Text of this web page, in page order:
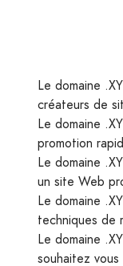
Le domaine
créateurs de
Le domaine
promotion
Le domaine
un site Web
Le domaine
techniques de
Le domaine
souhaitez